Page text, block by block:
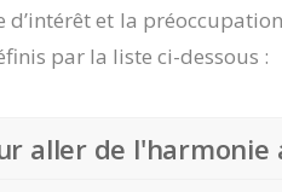
et la
par la liste ci-dessous :
aller de